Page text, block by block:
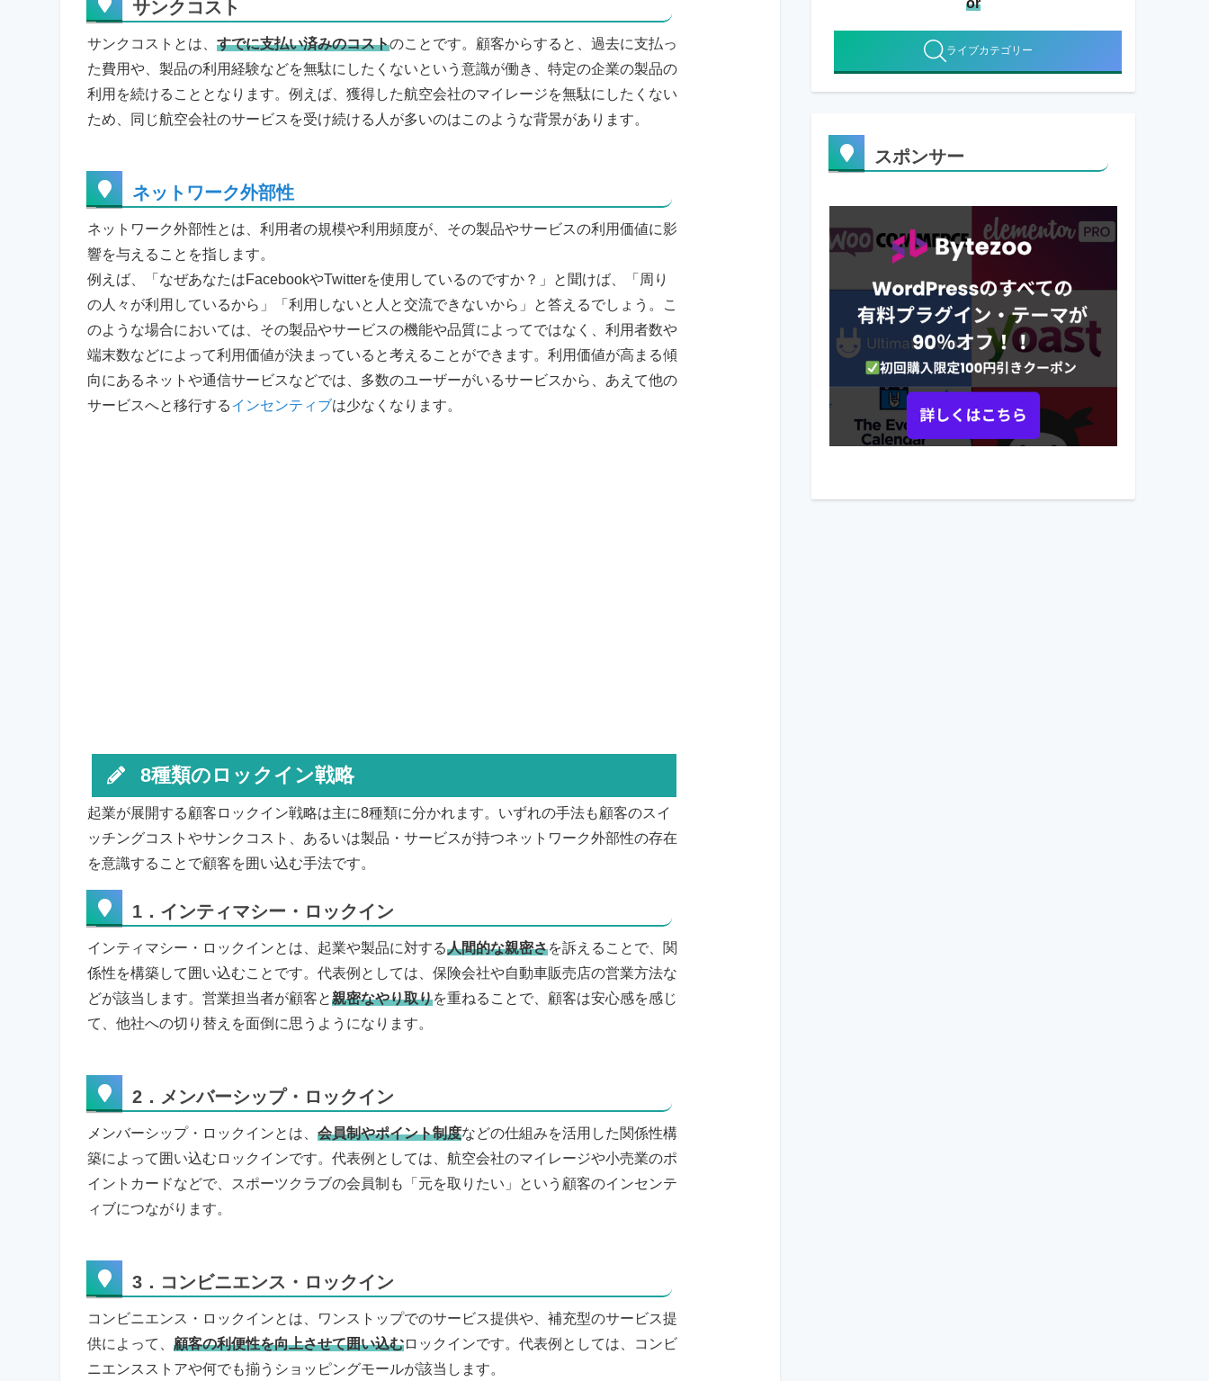
サンクコスト
サンクコストとは、 すでに支払い済みのコストのことです。顧客からすると、過去に支払っ
た費用や、製品の利用経験などを無駄にしたくないという意識が働き、特定の企業の製品の
利用を続けることとなります。例えば、獲得した航空会社のマイレージを無駄にしたくない
ため、同じ航空会社のサービスを受け続ける人が多いのはこのような背景があります。
ネットワーク外部性
ネットワーク外部性とは、利用者の規模や利用頻度が、その製品やサービスの利用価値に影
響を与えることを指します。
例えば、「なぜあなたはFacebookやTwitterを使用しているのですか？」と聞けば、「周り
の人々が利用しているから」「利用しないと人と交流できないから」と答えるでしょう。こ
のような場合においては、その製品やサービスの機能や品質によってではなく、利用者数や
端末数などによって利用価値が決まっていると考えることができます。利用価値が高まる傾
向にあるネットや通信サービスなどでは、多数のユーザーがいるサービスから、あえて他の
サービスへと移行するインセンティブは少なくなります。
8種類のロックイン戦略
起業が展開する顧客ロックイン戦略は主に8種類に分かれます。いずれの手法も顧客のスイ
ッチングコストやサンクコスト、あるいは製品・サービスが持つネットワーク外部性の存在
を意識することで顧客を囲い込む手法です。
1．インティマシー・ロックイン
インティマシー・ロックインとは、起業や製品に対する人間的な親密さを訴えることで、関
係性を構築して囲い込むことです。代表例としては、保険会社や自動車販売店の営業方法な
どが該当します。営業担当者が顧客と親密なやり取りを重ねることで、顧客は安心感を感じ
て、他社への切り替えを面倒に思うようになります。
2．メンバーシップ・ロックイン
メンバーシップ・ロックインとは、 会員制やポイント制度などの仕組みを活用した関係性構
築によって囲い込むロックインです。代表例としては、航空会社のマイレージや小売業のポ
イントカードなどで、スポーツクラブの会員制も「元を取りたい」という顧客のインセンテ
ィブにつながります。
3．コンビニエンス・ロックイン
コンビニエンス・ロックインとは、ワンストップでのサービス提供や、補充型のサービス提
供によって、 顧客の利便性を向上させて囲い込むロックインです。代表例としては、コンビ
ニエンスストアや何でも揃うショッピングモールが該当します。
or
ライブカテゴリー
スポンサー